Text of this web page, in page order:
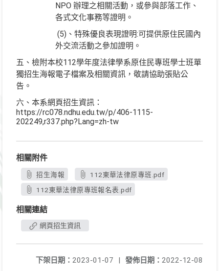
NPO 辦理之相關活動，或參與部落工作、
各式文化事務等證明。
(5)、特殊優良表現證明:可提供原住民國內
外交流活動之參加證明。
五、檢附本校112學年度法律學系原住民專班學士班單
獨招生海報電子檔案及相關資訊，敬請協助張貼公
告。
六、本系網頁招生資訊：
https://rc078.ndhu.edu.tw/p/406-1115-
202249,r337.php?Lang=zh-tw
相關附件
招生海報
112東華法律原專班.pdf
112東華法律原專班報名表.pdf
相關連結
網頁招生資訊
發佈日期： 2022-12-08
下架日期： 2023-01-07
|